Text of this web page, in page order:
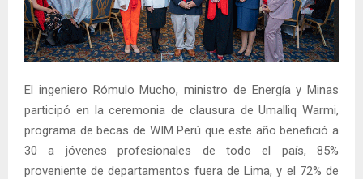
El ingeniero Rómulo Mucho, ministro de Energía y Minas
participó en la ceremonia de clausura de Umalliq Warmi,
programa de becas de WIM Perú que este año benefició a
30 a jóvenes profesionales de todo el país, 85%
proveniente de departamentos fuera de Lima, y el 72% de